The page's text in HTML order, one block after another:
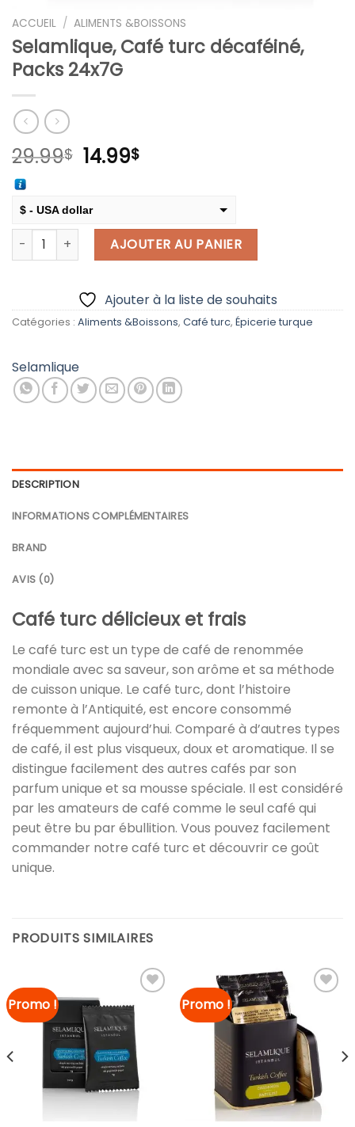
ACCUEIL / ALIMENTS &BOISSONS
Selamlique, Café turc décaféiné,
Packs 24x7G
29.99$ Le
était :
29.99$.
14.99$Le
14.99$.
$ - USA dollar
€ - European Euro
quantité de Selamlique, Café turc décaféiné, Packs 24x7G
AJOUTER AU PANIER
Ajouter à la liste de souhaits
Catégories : Aliments &Boissons, Café turc, Épicerie turque
Selamlique
DESCRIPTION
INFORMATIONS COMPLÉMENTAIRES
BRAND
AVIS (0)
Café turc délicieux et frais
Le café turc est un type de café de renommée
mondiale avec sa saveur, son arôme et sa méthode
de cuisson unique. Le café turc, dont l’histoire
remonte à l’Antiquité, est encore consommé
fréquemment aujourd’hui. Comparé à d’autres types
de café, il est plus visqueux, doux et aromatique. Il se
distingue facilement des autres cafés par son
parfum unique et sa mousse spéciale. Il est considéré
par les amateurs de café comme le seul café qui
peut être bu par ébullition. Vous pouvez facilement
commander notre café turc et découvrir ce goût
unique.
PRODUITS SIMILAIRES
Promo !
Ajouter à
la liste
de
souhaits
Promo !
Ajouter à
la liste
de
souhaits